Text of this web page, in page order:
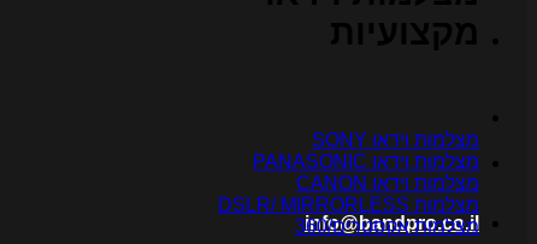
info@bandpro.co.il
מקצועיות
מצלמות וידאו SONY
מצלמות וידאו PANASONIC
מצלמות וידאו CANON
מצלמות DSLR/ MIRRORLESS
מצלמות אקסטרים/360